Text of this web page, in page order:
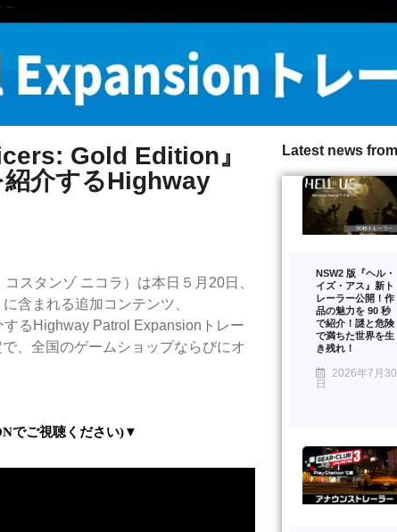
Gold Edition』
介するHighway
スタンゾ ニコラ）は本日５月20日、
含まれる追加コンテンツ、
るHighway Patrol Expansionトレー
、全国のゲームショップならびにオ
でご視聴ください)▼
Latest news
NSW2 版『ヘル・
イズ・アス』新ト
レーラー公開！作
品の魅力を 90 秒
で紹介！謎と危険
で満ちた世界を生
き残れ！
2026年7月30
日